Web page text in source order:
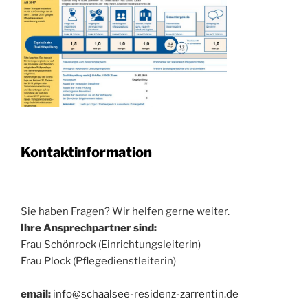
Kontaktinformation
Sie haben Fragen? Wir helfen gerne weiter.
Ihre Ansprechpartner sind:
Frau Schönrock (Einrichtungsleiterin)
Frau Plock (Pflegedienstleiterin)
email: info@schaalsee-residenz-zarrentin.de